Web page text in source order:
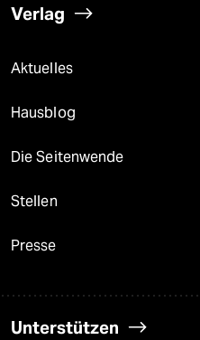
Verlag
Aktuelles
Hausblog
Die Seitenwende
Stellen
Presse
Unterstützen